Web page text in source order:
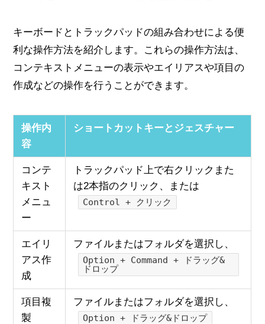
キーボードとトラックパッドの組み合わせによる便
利な操作方法を紹介します。これらの操作方法は、
コンテキストメニューの表示やエイリアスや項目の
作成などの操作を行うことができます。
操作内
容
ショートカットキーとジェスチャー
コンテ
キスト
メニュ
ー
トラックパッド上で右クリックまた
は2本指のクリック、または
Control + クリック
エイリ
アス作
成
ファイルまたはフォルダを選択し、
Option + Command + ドラッグ&
ドロップ
項目複
製
ファイルまたはフォルダを選択し、
Option + ドラッグ&ドロップ